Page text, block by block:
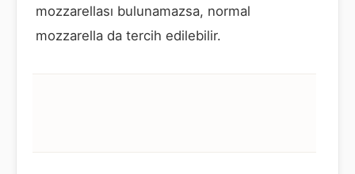
mozzarellası bulunamazsa, normal
mozzarella da tercih edilebilir.